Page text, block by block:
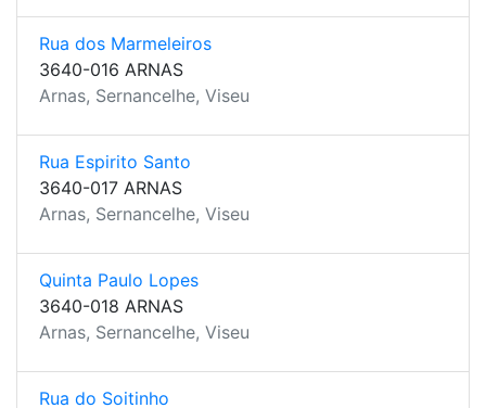
Rua dos Marmeleiros
3640-016 ARNAS
Arnas, Sernancelhe, Viseu
Rua Espirito Santo
3640-017 ARNAS
Arnas, Sernancelhe, Viseu
Quinta Paulo Lopes
3640-018 ARNAS
Arnas, Sernancelhe, Viseu
Rua do Soitinho